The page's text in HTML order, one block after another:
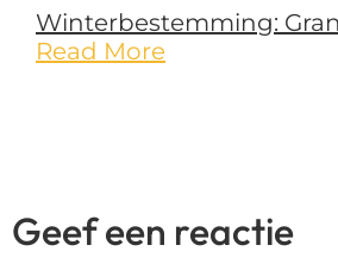
Winterbestemming:
Read More
Geef een reactie